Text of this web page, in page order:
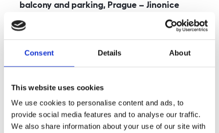
Consent Details About
This website uses cookies
We use cookies to personalise content and ads, to
provide social media features and to analyse our traffic.
We also share information about your use of our site with
balcony and parking, Prague – Jinonice
rozměry
disposition
5+kk